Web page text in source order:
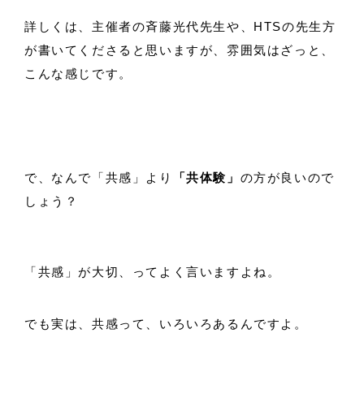
詳しくは、主催者の斉藤光代先生や、HTSの先生方
が書いてくださると思いますが、雰囲気はざっと、
こんな感じです。
で、なんで「共感」より 「共体験」 の方が良いので
しょう？
「共感」が大切、ってよく言いますよね。
でも実は、共感って、いろいろあるんですよ。